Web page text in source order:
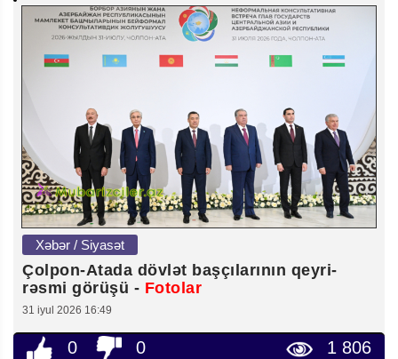
Xəbər / Siyasət
Çolpon-Atada dövlət başçılarının qeyri-
rəsmi görüşü - Fotolar
31 iyul 2026 16:49
0 0 1 806